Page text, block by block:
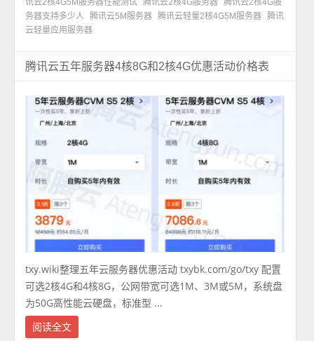
务器支持多少人
腾讯云5M服务器 腾讯云轻量2核4G5M服务器 腾讯
云轻量应用服务器
腾讯云五年服务器4核8G和2核4G优惠活动价格表
txy.wiki整理五年云服务器优惠活动 txybk.com/go/txy 配置
可选2核4G和4核8G，公网带宽可选1M、3M或5M，系统盘
为50G高性能云硬盘，标准型 ...
阅读全文